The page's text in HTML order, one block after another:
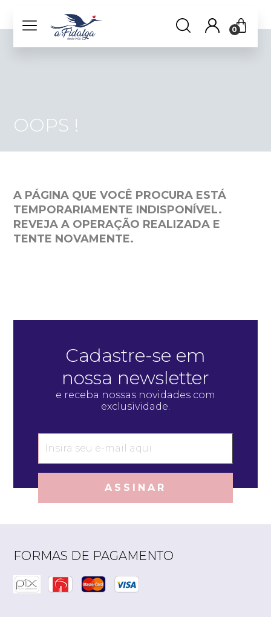
0
OOPS !
A PÁGINA QUE VOCÊ PROCURA ESTÁ
TEMPORARIAMENTE INDISPONÍVEL.
REVEJA A OPERAÇÃO REALIZADA E
TENTE NOVAMENTE.
Cadastre-se em
nossa newsletter
e receba nossas novidades com
exclusividade.
ASSINAR
FORMAS DE PAGAMENTO